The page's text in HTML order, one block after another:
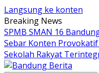
Langsung ke konten
Breaking News
SPMB SMAN 16
Sebar Konten
Sekolah Rakyat